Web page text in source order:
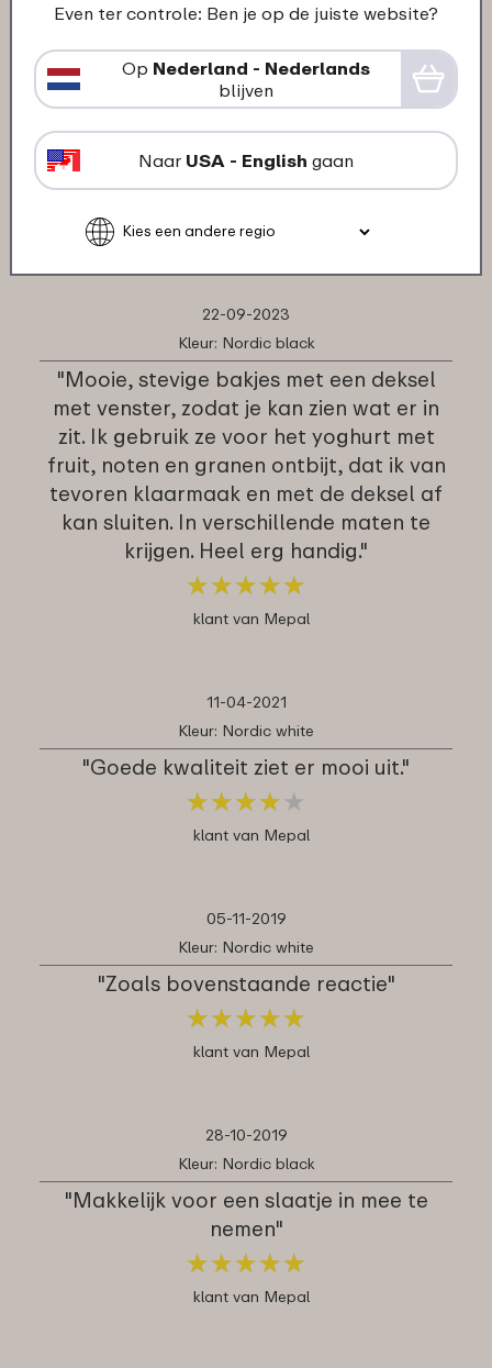
01-10-2024
Kleur: Vivid mauve
"Perfect formaat voor soep/oats/salade
mee naar werk!"
★★★★★
★★★★★
klant van Mepal
22-09-2023
Kleur: Nordic black
"Mooie, stevige bakjes met een deksel
met venster, zodat je kan zien wat er in
zit. Ik gebruik ze voor het yoghurt met
fruit, noten en granen ontbijt, dat ik van
tevoren klaarmaak en met de deksel af
kan sluiten. In verschillende maten te
krijgen. Heel erg handig."
★★★★★
★★★★★
klant van Mepal
11-04-2021
Kleur: Nordic white
"Goede kwaliteit ziet er mooi uit."
★★★★ ★
★★★★ ★
klant van Mepal
05-11-2019
Kleur: Nordic white
"Zoals bovenstaande reactie"
★★★★★
★★★★★
klant van Mepal
28-10-2019
Kleur: Nordic black
"Makkelijk voor een slaatje in mee te
nemen"
★★★★★
★★★★★
klant van Mepal
Even ter controle: Ben je op de juiste website?
Op Nederland - Nederlands
blijven
Naar USA - English gaan